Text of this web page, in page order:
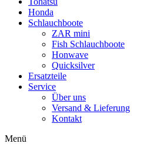
Honda
Schlauchboote
ZAR mini
Fish Schlauchboote
Honwave
Quicksilver
Ersatzteile
Service
Über uns
Versand & Lieferung
Kontakt
Menü